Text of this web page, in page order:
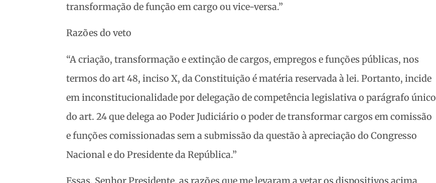
transformação de função em cargo ou vice-versa.”
Razões do veto
“A criação, transformação e extinção de cargos, empregos e funções públicas, nos
termos do art 48, inciso X, da Constituição é matéria reservada à lei. Portanto, incide
em inconstitucionalidade por delegação de competência legislativa o parágrafo único
do art. 24 que delega ao Poder Judiciário o poder de transformar cargos em comissão
e funções comissionadas sem a submissão da questão à apreciação do Congresso
Nacional e do Presidente da República.”